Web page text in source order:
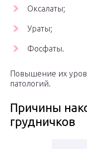
Оксалаты;
Ураты;
Фосфаты.
Повышение их
патологий.
Причины
грудничков